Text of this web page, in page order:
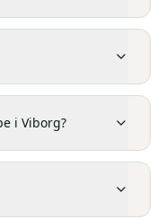
i Viborg?